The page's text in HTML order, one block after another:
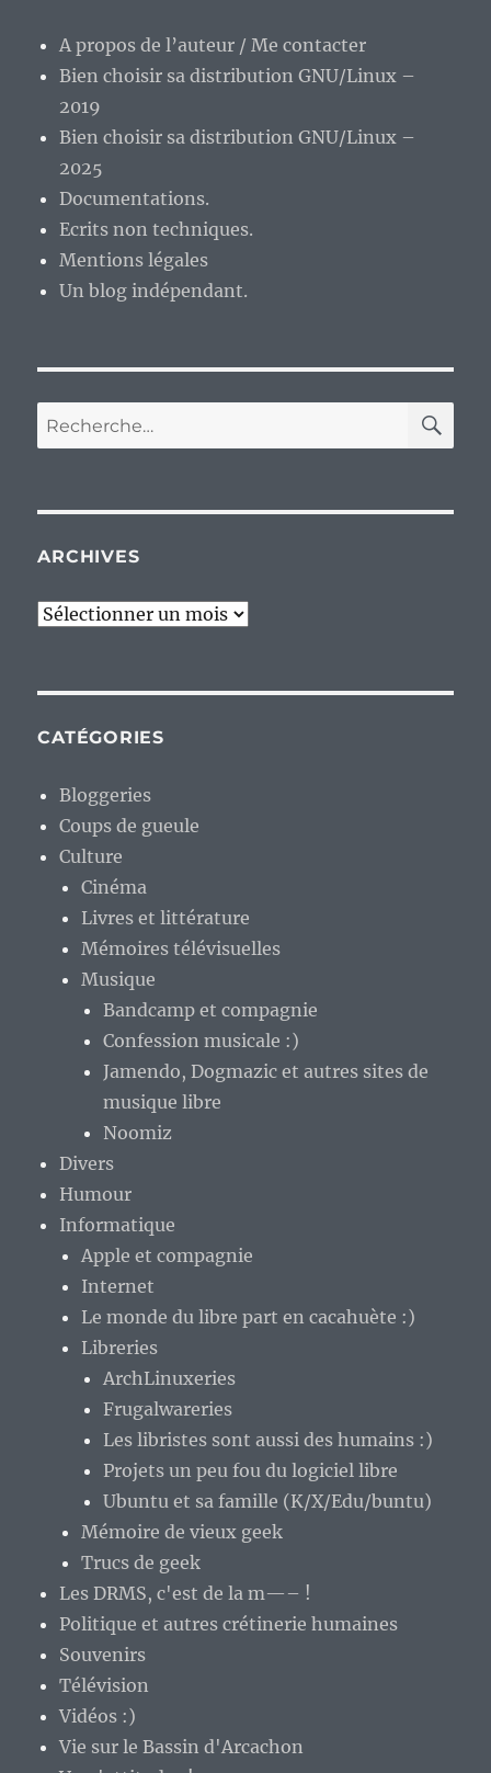
A propos de l’auteur / Me contacter
Bien choisir sa distribution GNU/Linux –
2019
Bien choisir sa distribution GNU/Linux –
2025
Documentations.
Ecrits non techniques.
Mentions légales
Un blog indépendant.
Recherche
pour :
ARCHIVES
Archives
CATÉGORIES
Bloggeries
Coups de gueule
Culture
Cinéma
Livres et littérature
Mémoires télévisuelles
Musique
Bandcamp et compagnie
Confession musicale :)
Jamendo, Dogmazic et autres sites de
musique libre
Noomiz
Divers
Humour
Informatique
Apple et compagnie
Internet
Le monde du libre part en cacahuète :)
Libreries
ArchLinuxeries
Frugalwareries
Les libristes sont aussi des humains :)
Projets un peu fou du logiciel libre
Ubuntu et sa famille (K/X/Edu/buntu)
Mémoire de vieux geek
Trucs de geek
Les DRMS, c'est de la m—– !
Politique et autres crétinerie humaines
Souvenirs
Télévision
Vidéos :)
Vie sur le Bassin d'Arcachon